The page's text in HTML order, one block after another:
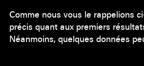
Comme nous vous le rappelions
précis quant aux premiers
Néanmoins, quelques données